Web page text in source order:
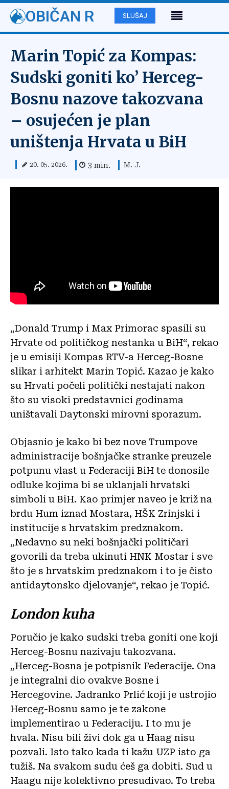
OBIČAN R SLUŠAJ
Marin Topić za Kompas:
Sudski goniti ko’ Herceg-
Bosnu nazove takozvana
– osujećen je plan
uništenja Hrvata u BiH
20. 05. 2026. 3 min. M. J.
„Donald Trump i Max Primorac spasili su
Hrvate od političkog nestanka u BiH“, rekao
je u emisiji Kompas RTV-a Herceg-Bosne
slikar i arhitekt Marin Topić. Kazao je kako
su Hrvati počeli politički nestajati nakon
što su visoki predstavnici godinama
uništavali Daytonski mirovni sporazum.
Objasnio je kako bi bez nove Trumpove
administracije bošnjačke stranke preuzele
potpunu vlast u Federaciji BiH te donosile
odluke kojima bi se uklanjali hrvatski
simboli u BiH. Kao primjer naveo je križ na
brdu Hum iznad Mostara, HŠK Zrinjski i
institucije s hrvatskim predznakom.
„Nedavno su neki bošnjački političari
govorili da treba ukinuti HNK Mostar i sve
što je s hrvatskim predznakom i to je čisto
antidaytonsko djelovanje“, rekao je Topić.
London kuha
Poručio je kako sudski treba goniti one koji
Herceg-Bosnu nazivaju takozvana.
„Herceg-Bosna je potpisnik Federacije. Ona
je integralni dio ovakve Bosne i
Hercegovine. Jadranko Prlić koji je ustrojio
Herceg-Bosnu samo je te zakone
implementirao u Federaciju. I to mu je
hvala. Nisu bili živi dok ga u Haag nisu
pozvali. Isto tako kada ti kažu UZP isto ga
tužiš. Na svakom sudu ćeš ga dobiti. Sud u
Haagu nije kolektivno presuđivao. To treba